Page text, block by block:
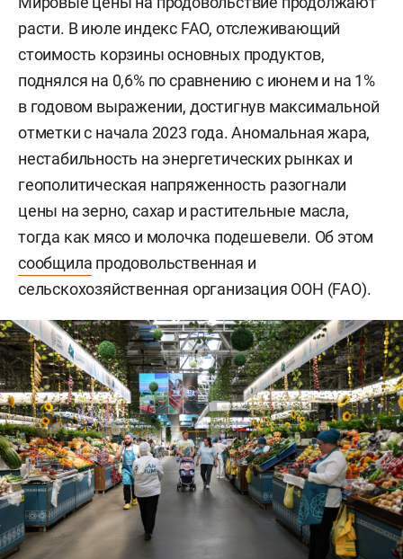
расти. В июле индекс FAO, отслеживающий
стоимость корзины основных продуктов,
поднялся на 0,6% по сравнению с июнем и на 1%
в годовом выражении, достигнув максимальной
отметки с начала 2023 года. Аномальная жара,
нестабильность на энергетических рынках и
геополитическая напряженность разогнали
цены на зерно, сахар и растительные масла,
тогда как мясо и молочка подешевели. Об этом
сообщила продовольственная и
сельскохозяйственная организация ООН (FAO).